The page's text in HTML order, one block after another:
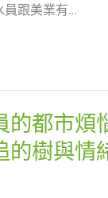
員跟美業有…
的都市煩
的樹與情